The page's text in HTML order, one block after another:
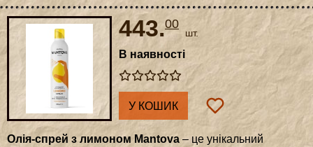
443.00
шт.
В наявності
У КОШИК
Олія-спрей з лимоном Mantova – це унікальний